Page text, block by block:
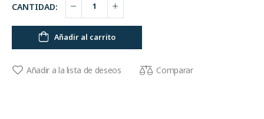
CANTIDAD:
Añadir al carrito
Añadir a la lista de deseos Comparar